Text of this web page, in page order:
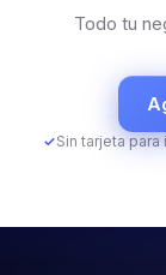
Todo tu
✓Sin tarjeta para